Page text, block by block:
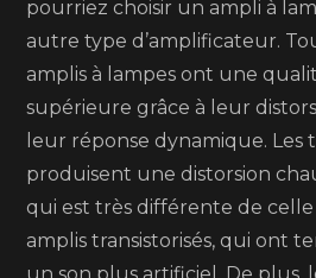
pourriez choisir un ampli à
autre type d’amplificateur.
amplis à lampes ont une
supérieure grâce à leur
leur réponse dynamique.
produisent une distorsion
qui est très différente de
amplis transistorisés, qui ont